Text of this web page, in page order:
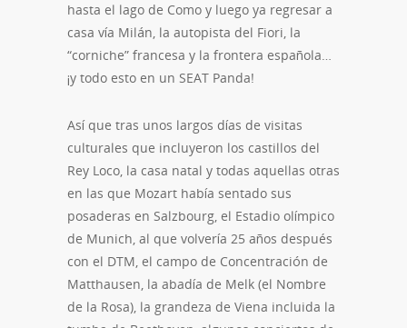
hasta el lago de Como y luego ya regresar a
casa vía Milán, la autopista del Fiori, la
“corniche” francesa y la frontera española…
¡y todo esto en un SEAT Panda!
Así que tras unos largos días de visitas
culturales que incluyeron los castillos del
Rey Loco, la casa natal y todas aquellas otras
en las que Mozart había sentado sus
posaderas en Salzbourg, el Estadio olímpico
de Munich, al que volvería 25 años después
con el DTM, el campo de Concentración de
Matthausen, la abadía de Melk (el Nombre
de la Rosa), la grandeza de Viena incluida la